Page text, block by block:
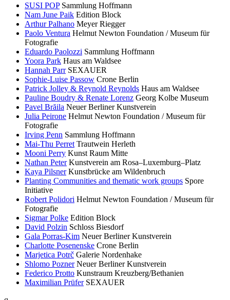
SUSI POP Sammlung Hoffmann
Nam June Paik Edition Block
Arthur Palhano Meyer Riegger
Paolo Ventura Helmut Newton Foundation / Museum für
Fotografie
Eduardo Paolozzi Sammlung Hoffmann
Yoora Park Haus am Waldsee
Hannah Parr SEXAUER
Sophie-Luise Passow Crone Berlin
Patrick Jolley & Reynold Reynolds Haus am Waldsee
Pauline Boudry & Renate Lorenz Georg Kolbe Museum
Pavel Brăila Neuer Berliner Kunstverein
Julia Peirone Helmut Newton Foundation / Museum für
Fotografie
Irving Penn Sammlung Hoffmann
Mai-Thu Perret Trautwein Herleth
Mooni Perry Kunst Raum Mitte
Nathan Peter Kunstverein am Rosa–Luxemburg–Platz
Kaya Pilsner Kunstbrücke am Wildenbruch
Planting Communities and thematic work groups Spore
Initiative
Robert Polidori Helmut Newton Foundation / Museum für
Fotografie
Sigmar Polke Edition Block
David Polzin Schloss Biesdorf
Gala Porras-Kim Neuer Berliner Kunstverein
Charlotte Posenenske Crone Berlin
Marjetica Potrč Galerie Nordenhake
Shlomo Pozner Neuer Berliner Kunstverein
Federico Protto Kunstraum Kreuzberg/Bethanien
Maximilian Prüfer SEXAUER